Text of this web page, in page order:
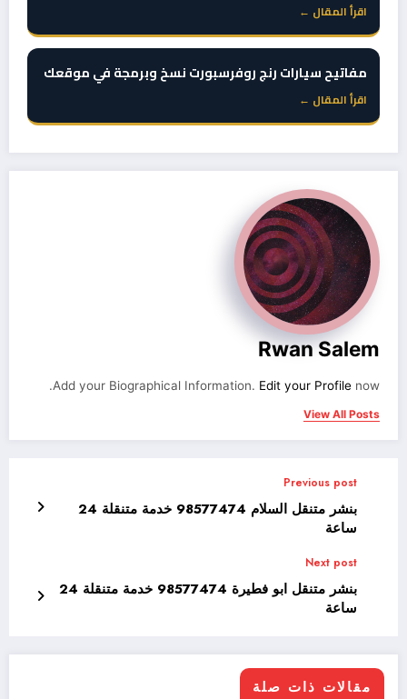
اقرأ المقال ←
مفاتيح سيارات رنج روفرسبورت نسخ وبرمجة في موقعك
اقرأ المقال ←
Rwan Salem
Add your Biographical Information. Edit your Profile now.
View All Posts
Previous post
بنشر متنقل السلام 98577474 خدمة متنقلة 24
ساعة
Next post
بنشر متنقل ابو فطيرة 98577474 خدمة متنقلة 24
ساعة
مقالات ذات صلة